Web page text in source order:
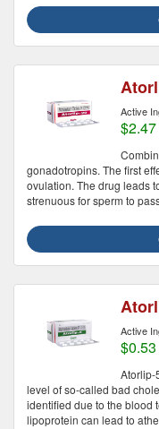
Active
$2.47
gonadotropins. The first
ovulation. The drug leads
strenuous for sperm to
Active
$0.53
Atorlip-
level of so-called bad
identified due to the blood
lipoprotein can lead to